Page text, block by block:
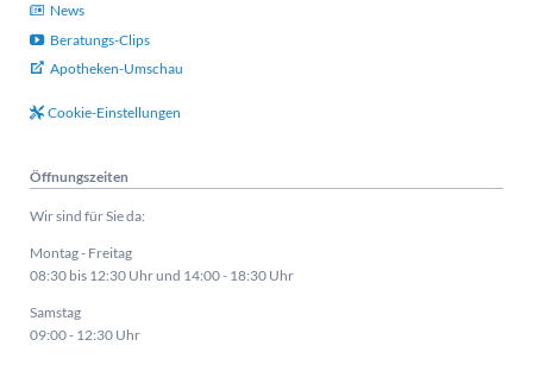
News
Beratungs-Clips
Apotheken-Umschau
Cookie-Einstellungen
Öffnungszeiten
Wir sind für Sie da:
Montag - Freitag
08:30 bis 12:30 Uhr und 14:00 - 18:30 Uhr
Samstag
09:00 - 12:30 Uhr